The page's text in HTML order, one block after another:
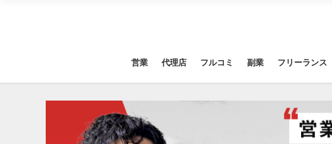
営業 代理店 フルコミ 副業 フリーランス